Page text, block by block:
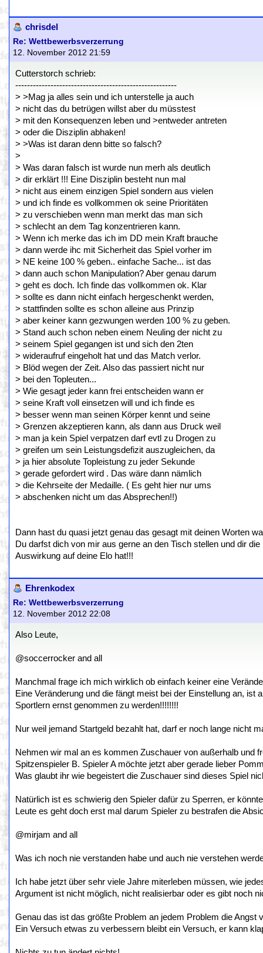
chrisdel
Re: Wettbewerbsverzerrung
12. November 2012 21:59
Cutterstorch schrieb:
-------------------------------------------------------
> >Mag ja alles sein und ich unterstelle ja auch
> nicht das du betrügen willst aber du müsstest
> mit den Konsequenzen leben und >entweder antreten
> oder die Disziplin abhaken!
> >Was ist daran denn bitte so falsch?
>
> Was daran falsch ist wurde nun merh als deutlich
> dir erklärt !!! Eine Disziplin besteht nun mal
> nicht aus einem einzigen Spiel sondern aus vielen
> und ich finde es vollkommen ok seine Prioritäten
> zu verschieben wenn man merkt das man sich
> schlecht an dem Tag konzentrieren kann.
> Wenn ich merke das ich im DD mein Kraft brauche
> dann werde ihc mit Sicherheit das Spiel vorher im
> NE keine 100 % geben.. einfache Sache... ist das
> dann auch schon Manipulation? Aber genau darum
> geht es doch. Ich finde das vollkommen ok. Klar
> sollte es dann nicht einfach hergeschenkt werden,
> stattfinden sollte es schon alleine aus Prinzip
> aber keiner kann gezwungen werden 100 % zu geben.
> Stand auch schon neben einem Neuling der nicht zu
> seinem Spiel gegangen ist und sich den 2ten
> wideraufruf eingeholt hat und das Match verlor.
> Blöd wegen der Zeit. Also das passiert nicht nur
> bei den Topleuten...
> Wie gesagt jeder kann frei entscheiden wann er
> seine Kraft voll einsetzen will und ich finde es
> besser wenn man seinen Körper kennt und seine
> Grenzen akzeptieren kann, als dann aus Druck weil
> man ja kein Spiel verpatzen darf evtl zu Drogen zu
> greifen um sein Leistungsdefizit auszugleichen, da
> ja hier absolute Topleistung zu jeder Sekunde
> gerade gefordert wird . Das wäre dann nämlich
> die Kehrseite der Medaille. ( Es geht hier nur ums
> abschenken nicht um das Absprechen!!)
Dann hast du quasi jetzt genau das gesagt mit deinen Worten
Du darfst dich von mir aus gerne an den Tisch stellen und dir
Auswirkung auf deine Elo hat!!!
Ehrenkodex
Re: Wettbewerbsverzerrung
12. November 2012 22:08
Also Leute,
@soccerrocker and all
Manchmal frage ich mich wirklich ob einfach keiner eine
Eine Veränderung und die fängt meist bei der Einstellung an,
Sportlern ernst genommen zu werden!!!!!!!!
Nur weil jemand Startgeld bezahlt hat, darf er noch lange nicht
Nehmen wir mal an es kommen Zuschauer von außerhalb und
Spitzenspieler B. Spieler A möchte jetzt aber gerade lieber
Was glaubt ihr wie begeistert die Zuschauer sind dieses Spiel
Natürlich ist es schwierig den Spieler dafür zu Sperren, er
Leute es geht doch erst mal darum Spieler zu bestrafen die
@mirjam and all
Was ich noch nie verstanden habe und auch nie verstehen
Ich habe jetzt über sehr viele Jahre miterleben müssen, wie
Argument ist nicht möglich, nicht realisierbar oder es gibt noch
Genau das ist das größte Problem an jedem Problem die Angst
Ein Versuch etwas zu verbessern bleibt ein Versuch, er kann